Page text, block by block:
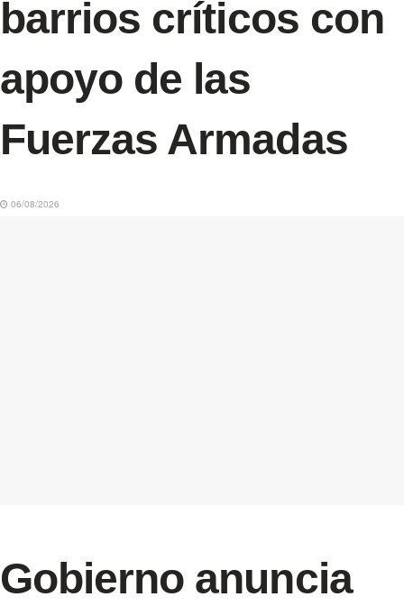
barrios críticos con
apoyo de las
Fuerzas Armadas
06/08/2026
Gobierno anuncia